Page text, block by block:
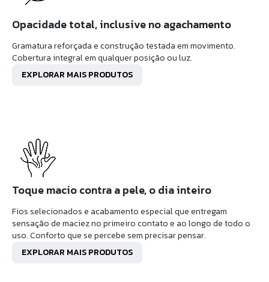
Opacidade total, inclusive no agachamento
Gramatura reforçada e construção testada em movimento.
Cobertura integral em qualquer posição ou luz.
EXPLORAR MAIS PRODUTOS
Toque macio contra a pele, o dia inteiro
Fios selecionados e acabamento especial que entregam
sensação de maciez no primeiro contato e ao longo de todo o
uso. Conforto que se percebe sem precisar pensar.
EXPLORAR MAIS PRODUTOS